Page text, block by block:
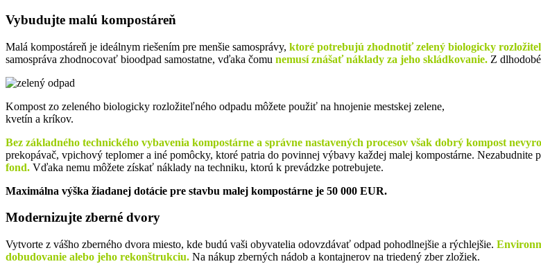
Vybudujte malú kompostáreň
Malá kompostáreň je ideálnym riešením pre menšie samosprávy, ktoré potrebujú zhodnotiť zelený biologicky
samospráva zhodnocovať bioodpad samostatne, vďaka čomu nemusí znášať náklady za jeho skládkovanie. Z
Kompost zo zeleného biologicky rozložiteľného odpadu môžete použiť na hnojenie mestskej zelene,
kvetín a kríkov.
Bez základného technického vybavenia kompostárne a správne nastavených procesov však dobrý kompost
prekopávač, vpichový teplomer a iné pomôcky, ktoré patria do povinnej výbavy každej malej kompostárne. Nezabudnite
fond. Vďaka nemu môžete získať náklady na techniku, ktorú k prevádzke potrebujete.
Maximálna výška žiadanej dotácie pre stavbu malej kompostárne je 50 000 EUR.
Modernizujte zberné dvory
Vytvorte z vášho zberného dvora miesto, kde budú vaši obyvatelia odovzdávať odpad pohodlnejšie a rýchlejšie.
dobudovanie alebo jeho rekonštrukciu. Na nákup zberných nádob a kontajnerov na triedený zber zložiek.